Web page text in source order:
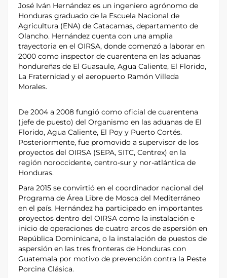
José Iván Hernández es un ingeniero agrónomo de
Honduras graduado de la Escuela Nacional de
Agricultura (ENA) de Catacamas, departamento de
Olancho. Hernández cuenta con una amplia
trayectoria en el OIRSA, donde comenzó a laborar en
2000 como inspector de cuarentena en las aduanas
hondureñas de El Guasaule, Agua Caliente, El Florido,
La Fraternidad y el aeropuerto Ramón Villeda
Morales.
De 2004 a 2008 fungió como oficial de cuarentena
(jefe de puesto) del Organismo en las aduanas de El
Florido, Agua Caliente, El Poy y Puerto Cortés.
Posteriormente, fue promovido a supervisor de los
proyectos del OIRSA (SEPA, SITC, Centrex) en la
región noroccidente, centro-sur y nor-atlántica de
Honduras.
Para 2015 se convirtió en el coordinador nacional del
Programa de Área Libre de Mosca del Mediterráneo
en el país. Hernández ha participado en importantes
proyectos dentro del OIRSA como la instalación e
inicio de operaciones de cuatro arcos de aspersión en
República Dominicana, o la instalación de puestos de
aspersión en las tres fronteras de Honduras con
Guatemala por motivo de prevención contra la Peste
Porcina Clásica.